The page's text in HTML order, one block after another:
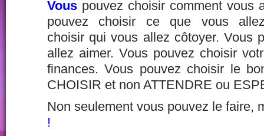
Vous pouvez choisir comment vous
pouvez choisir ce que vous
choisir qui vous allez côtoyer. Vous
allez aimer. Vous pouvez choisir
finances. Vous pouvez choisir le
CHOISIR et non ATTENDRE ou
Non seulement vous pouvez le faire,
!